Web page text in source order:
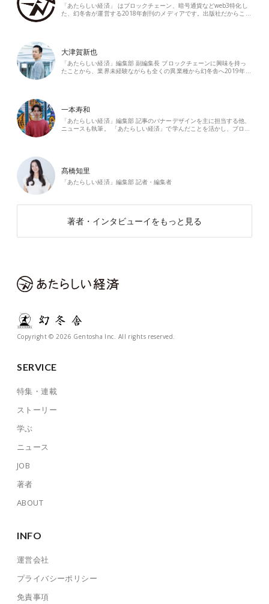
「あたらしい経済」 はブロックチェーン、暗号通貨などweb3特化し
た、幻冬舎が運営する2018年創刊のメディアです。出版社だからこ…
大津賀新也
「あたらしい経済」編集部 副編集長 ブロックチェーンに興味を持っ
たことから、業界未経験ながらも全くの異業種から幻冬舎へ2019年…
一本寿和
「あたらしい経済」編集部 記事のバナーデザインを主に担当する他、
ニュースも執筆。 「あたらしい経済」で学んだことを活かし、ブロ…
髙橋知里
「あたらしい経済」編集部 記者・編集者
著者・インタビューイをもっと見る
Copyright © 2026 Gentosha Inc. All rights reserved.
SERVICE
特集・連載
ストーリー
学ぶ
ニュース
JOB
著者
ABOUT
INFO
運営会社
プライバシーポリシー
免責事項